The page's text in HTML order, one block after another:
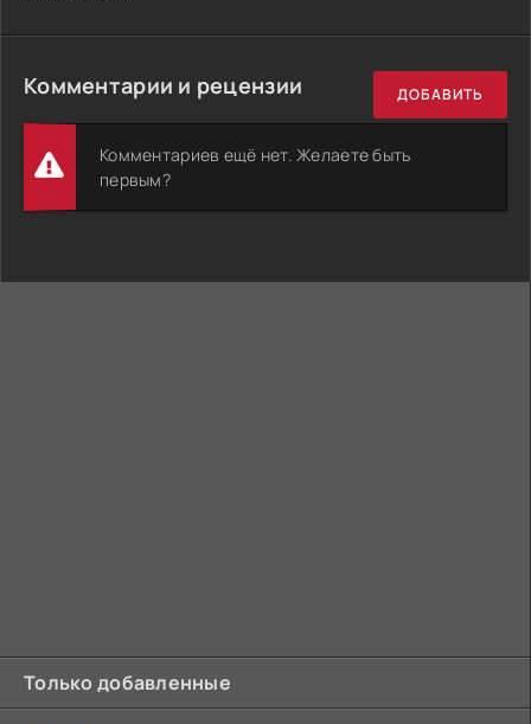
Комментарии и рецензии ДОБАВИТЬ
Комментариев ещё нет. Желаете быть
первым?
Только добавленные